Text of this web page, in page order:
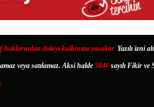
dolayı kullanımı yasaktır. Yazılı izni
veya satılamaz. Aksi halde 5846 sayılı Fikir